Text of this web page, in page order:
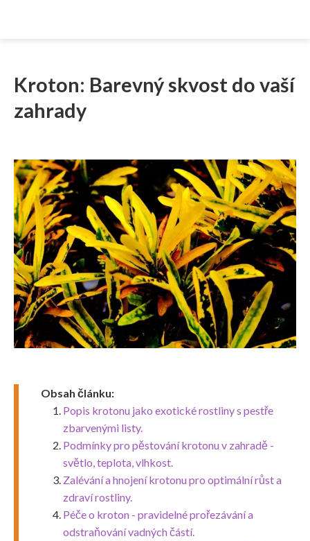
Kroton: Barevný skvost do vaší
zahrady
Obsah článku:
Popis krotonu jako exotické rostliny s pestře
zbarvenými listy.
Podmínky pro pěstování krotonu v zahradě -
světlo, teplota, vlhkost.
Zalévání a hnojení krotonu pro optimální růst a
zdraví rostliny.
Péče o kroton - pravidelné prořezávání a
odstraňování vadných částí.